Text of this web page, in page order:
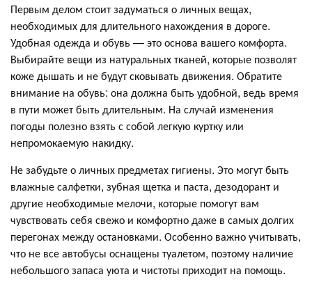
Первым делом стоит задуматься о личных вещах,
необходимых для длительного нахождения в дороге.
Удобная одежда и обувь — это основа вашего комфорта.
Выбирайте вещи из натуральных тканей, которые позволят
коже дышать и не будут сковывать движения. Обратите
внимание на обувь: она должна быть удобной, ведь время
в пути может быть длительным. На случай изменения
погоды полезно взять с собой легкую куртку или
непромокаемую накидку.
Не забудьте о личных предметах гигиены. Это могут быть
влажные салфетки, зубная щетка и паста, дезодорант и
другие необходимые мелочи, которые помогут вам
чувствовать себя свежо и комфортно даже в самых долгих
перегонах между остановками. Особенно важно учитывать,
что не все автобусы оснащены туалетом, поэтому наличие
небольшого запаса уюта и чистоты приходит на помощь.